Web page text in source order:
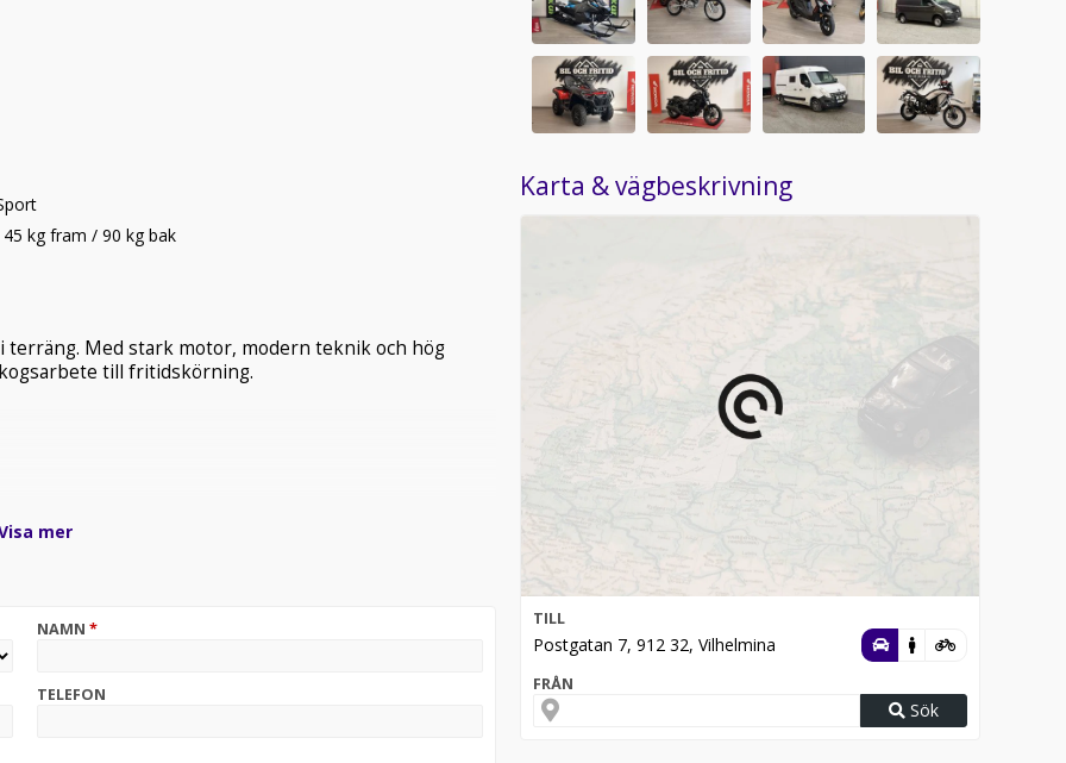
kg fram / 90 kg bak
terräng. Med stark motor, modern teknik och hög
till fritidskörning.
mer
NAMN *
TELEFON
Karta & vägbeskrivning
TILL
Postgatan 7, 912 32, Vilhelmina
FRÅN
Sök